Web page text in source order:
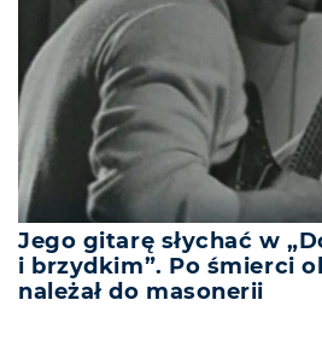
Jego gitarę słychać w
i brzydkim”. Po śmierci
należał do masonerii